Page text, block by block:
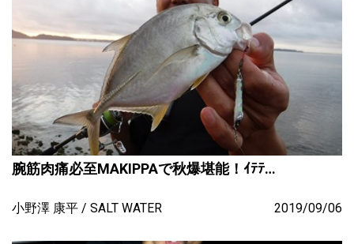
腕筋肉痛必至MAKIPPAで秋爆堪能！ｲﾃﾃ…
小野澤 康平 SALT WATER 2019/09/06